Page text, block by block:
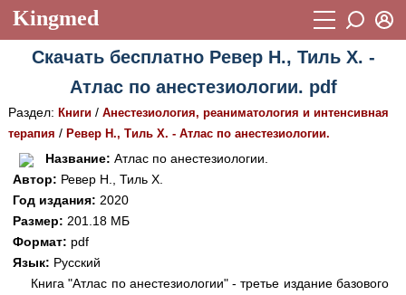
Kingmed
Учебный материал
Видеогалерея 899
Фотогалерея (1906)
Истории болезней
Лекции и презентации
Аккредитационные тесты
Методические рекомендации
Пароль
Восстановить пароль
Регистрация
Скачать бесплатно Ревер Н., Тиль Х. -
Атлас по анестезиологии. pdf
Раздел: Книги/ Анестезиология, реаниматология и интенсивная
терапия / Ревер Н., Тиль Х. - Атлас по анестезиологии.
Название: Атлас по анестезиологии.
Автор: Ревер Н., Тиль Х.
Год издания: 2020
Размер: 201.18 МБ
Формат: pdf
Язык: Русский
Книга "Атлас по анестезиологии" - третье издание базового